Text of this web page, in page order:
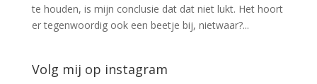
te houden, is mijn conclusie dat dat niet lukt. Het hoort
er tegenwoordig ook een beetje bij, nietwaar?...
Volg mij op instagram